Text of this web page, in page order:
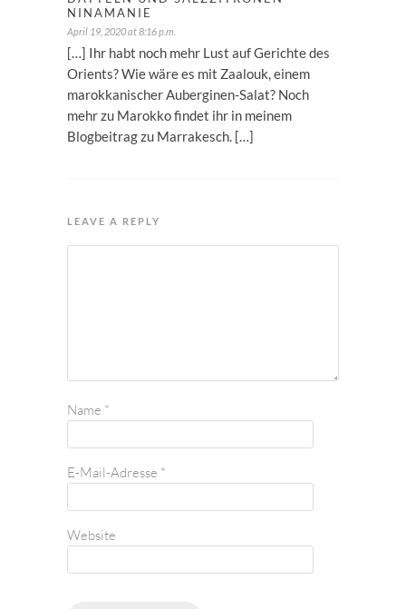
NINAMANIE
April 19, 2020 at 8:16 p.m.
[…] Ihr habt noch mehr Lust auf Gerichte des
Orients? Wie wäre es mit Zaalouk, einem
marokkanischer Auberginen-Salat? Noch
mehr zu Marokko findet ihr in meinem
Blogbeitrag zu Marrakesch. […]
LEAVE A REPLY
Name *
E-Mail-Adresse *
Website